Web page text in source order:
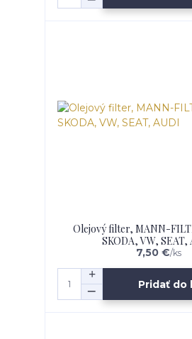
Olejový filter, MANN-
SKODA, VW, SEAT,
7,50 €/ks
Pridať do